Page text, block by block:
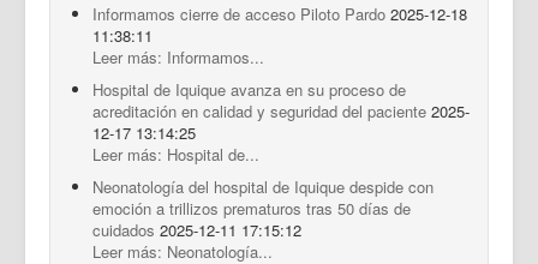
Informamos cierre de acceso Piloto Pardo 2025-12-18
11:38:11
Leer más: Informamos...
Hospital de Iquique avanza en su proceso de
acreditación en calidad y seguridad del paciente 2025-
12-17 13:14:25
Leer más: Hospital de...
Neonatología del hospital de Iquique despide con
emoción a trillizos prematuros tras 50 días de
cuidados 2025-12-11 17:15:12
Leer más: Neonatología...